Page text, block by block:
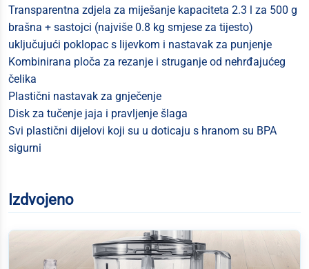
Transparentna zdjela za miješanje kapaciteta 2.3 l za 500 g
brašna + sastojci (najviše 0.8 kg smjese za tijesto)
uključujući poklopac s lijevkom i nastavak za punjenje
Kombinirana ploča za rezanje i struganje od nehrđajućeg
čelika
Plastični nastavak za gnječenje
Disk za tučenje jaja i pravljenje šlaga
Svi plastični dijelovi koji su u doticaju s hranom su BPA
sigurni
Izdvojeno